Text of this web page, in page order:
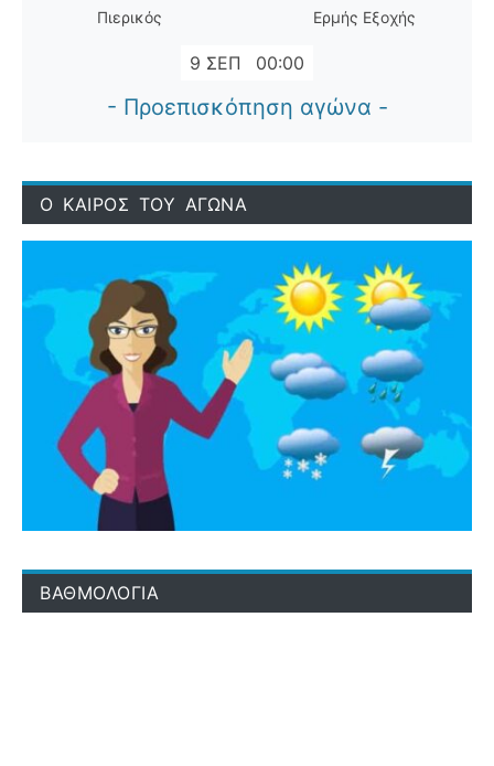
Πιερικός Ερμής Εξοχής
9 ΣΕΠ 00:00
- Προεπισκόπηση αγώνα -
Ο ΚΑΙΡΟΣ ΤΟΥ ΑΓΩΝΑ
ΒΑΘΜΟΛΟΓΙΑ